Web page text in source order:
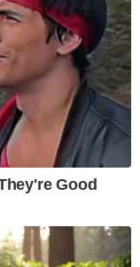
Good